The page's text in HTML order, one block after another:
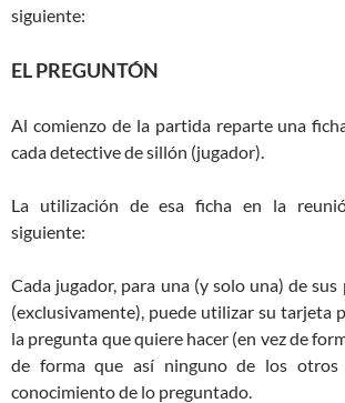
siguiente:
EL PREGUNTÓN
Al comienzo de la partida reparte una
cada detective de sillón (jugador).
La utilización de esa ficha en la
siguiente:
Cada jugador, para una (y solo una) de
(exclusivamente), puede utilizar su tarjeta
la pregunta que quiere hacer (en vez de
de forma que así ninguno de los otros
conocimiento de lo preguntado.